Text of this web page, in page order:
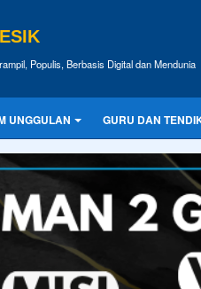
Populis, Berbasis Digital dan Mendunia
UNGGULAN GURU DAN